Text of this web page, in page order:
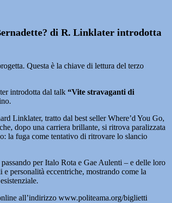
di R. Linklater introdotta
Questa è la chiave di lettura del terzo
introdotta dal talk “Vite stravaganti di
Linklater, tratto dal best seller Where’d You Go,
dopo una carriera brillante, si ritrova paralizzata
la fuga come tentativo di ritrovare lo slancio
per Italo Rota e Gae Aulenti – e delle loro
personalità eccentriche, mostrando come la
all’indirizzo www.politeama.org/biglietti